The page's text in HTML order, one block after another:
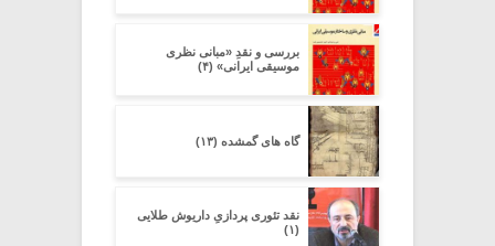
بررسی و نقدِ «مبانی نظری
موسیقی ایرانی» (۴)
گاه های گمشده (۱۳)
نقد تئوری پردازیِ داریوش طلایی
(۱)